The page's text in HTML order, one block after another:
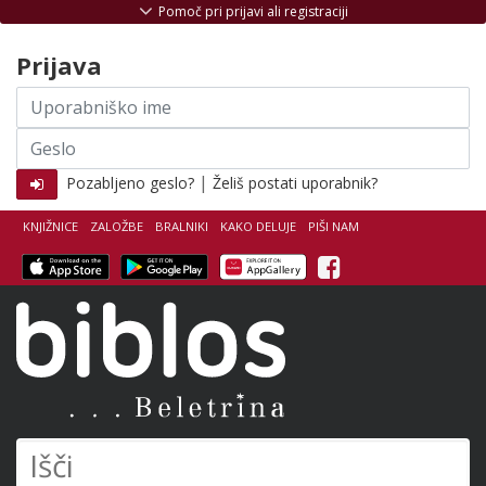
KNJIŽNICE ZALOŽBE BRALNIKI KAKO DELUJE PIŠI NAM
Facebook
Pomoč pri prijavi ali registraciji
Prijava
Uporabniško
ime
Geslo
Pozabljeno geslo? | Želiš postati uporabnik?